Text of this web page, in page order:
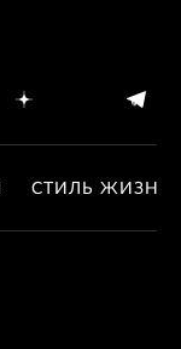
СТИЛЬ ЖИЗНИ